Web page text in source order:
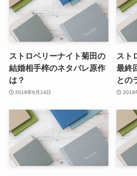
ストロベリーナイト菊田の
結婚相手梓のネタバレ原作
は？
2019年6月14日
スト
最終
との
2019